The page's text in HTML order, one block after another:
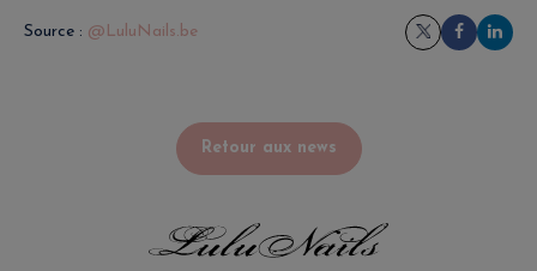
Source : @LuluNails.be
Retour aux news